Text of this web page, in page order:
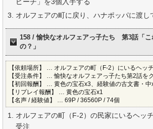
オルフェアの町に戻り、ハナポッパに渡し
158 / 愉快なオルフェアっ子たち 第3話「こ
の？」
【依頼場所】 … オルフェアの町（F-2）にいるヘッ
【受注条件】 … 愉快なオルフェアっ子たち第2話を
【初回報酬】 … 黄色の宝石x3、経験値の古文書・中
【リプレイ報酬】 … 黄色の宝石x1
【名声 / 経験値】 … 69P / 36560P / 74個
オルフェアの町（F-2）の民家にいるヘッ
受注